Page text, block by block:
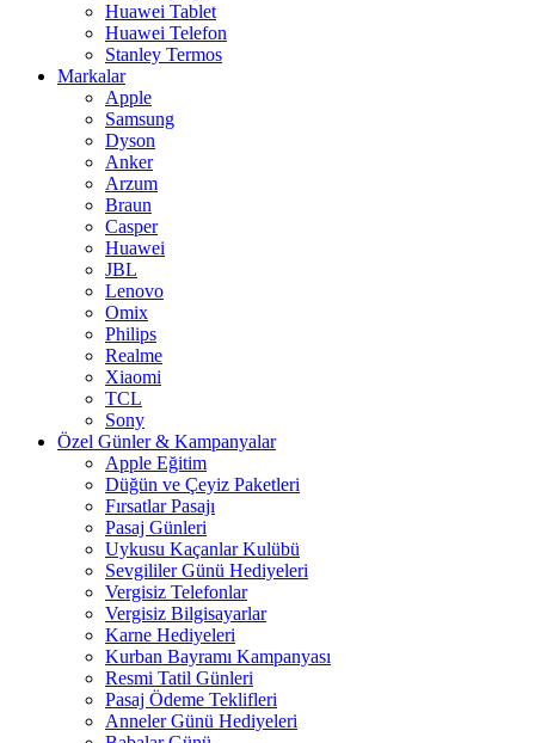
Huawei Tablet
Huawei Telefon
Stanley Termos
Markalar
Apple
Samsung
Dyson
Anker
Arzum
Braun
Casper
Huawei
JBL
Lenovo
Omix
Philips
Realme
Xiaomi
TCL
Sony
Özel Günler & Kampanyalar
Apple Eğitim
Düğün ve Çeyiz Paketleri
Fırsatlar Pasajı
Pasaj Günleri
Uykusu Kaçanlar Kulübü
Sevgililer Günü Hediyeleri
Vergisiz Telefonlar
Vergisiz Bilgisayarlar
Karne Hediyeleri
Kurban Bayramı Kampanyası
Resmi Tatil Günleri
Pasaj Ödeme Teklifleri
Anneler Günü Hediyeleri